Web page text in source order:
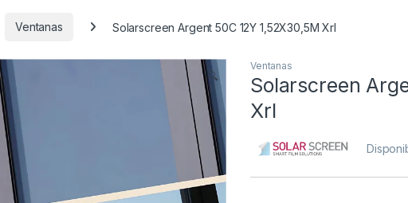
Ventanas Solarscreen Argent 50C 12Y 1,52X30,5M Xrl
🔍
Ventanas
Solarscreen
Xrl